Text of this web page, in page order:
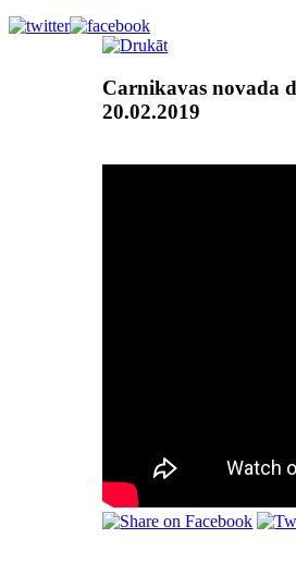
Carnikavas novada
20.02.2019